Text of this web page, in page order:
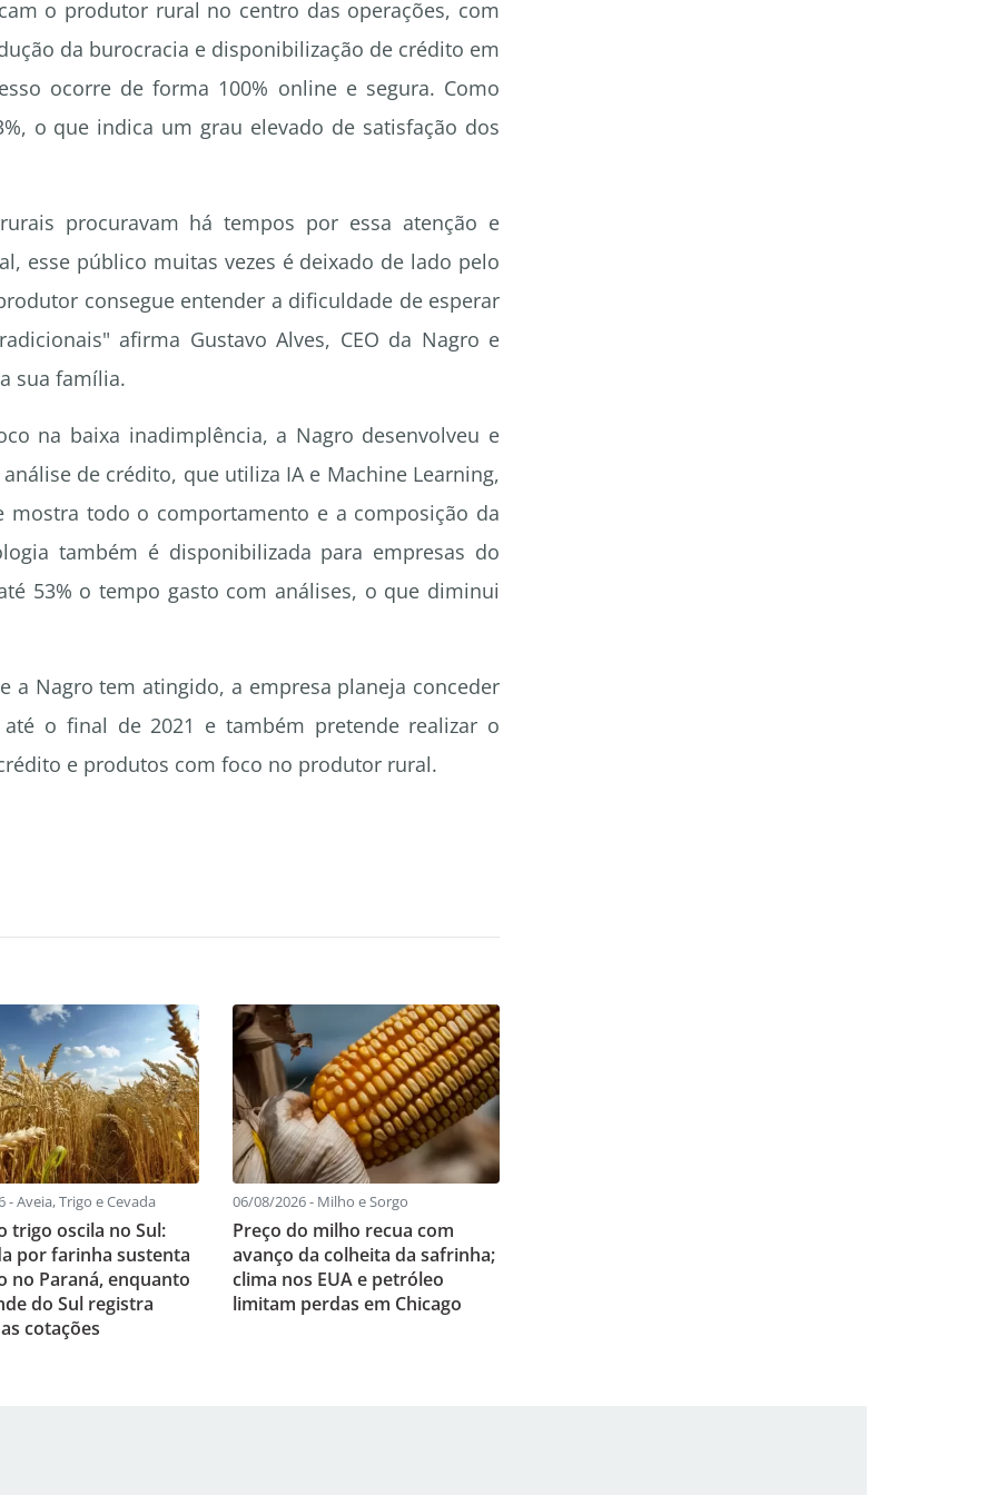
o produtor rural no centro das operações, com
da burocracia e disponibilização de crédito em
ocorre de forma 100% online e segura. Como
o que indica um grau elevado de satisfação dos
procuravam há tempos por essa atenção e
esse público muitas vezes é deixado de lado pelo
consegue entender a dificuldade de esperar
afirma Gustavo Alves, CEO da Nagro e
sua família.
na baixa inadimplência, a Nagro desenvolveu e
de crédito, que utiliza IA e Machine Learning,
todo o comportamento e a composição da
também é disponibilizada para empresas do
53% o tempo gasto com análises, o que diminui
a Nagro tem atingido, a empresa planeja conceder
o final de 2021 e também pretende realizar o
e produtos com foco no produtor rural.
- Aveia, Trigo e Cevada
trigo oscila no Sul:
por farinha sustenta
no Paraná, enquanto
do Sul registra
cotações
06/08/2026 - Milho e Sorgo
Preço do milho recua com
avanço da colheita da safrinha;
clima nos EUA e petróleo
limitam perdas em Chicago